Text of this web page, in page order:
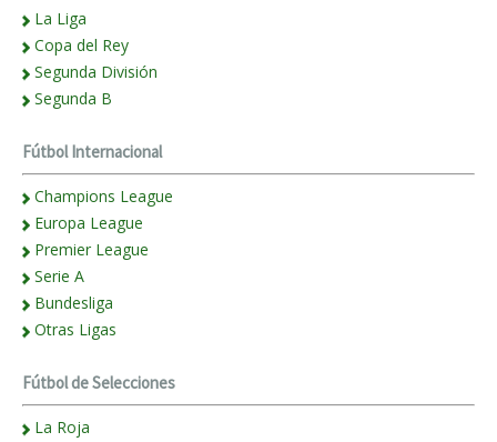
La Liga
Copa del Rey
Segunda División
Segunda B
Fútbol Internacional
Champions League
Europa League
Premier League
Serie A
Bundesliga
Otras Ligas
Fútbol de Selecciones
La Roja